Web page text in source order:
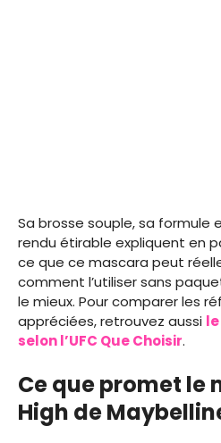
Sa brosse souple, sa formule
rendu étirable expliquent en
ce que ce mascara peut
comment l’utiliser sans
le mieux. Pour comparer les
appréciées, retrouvez aussi
selon l’UFC Que Choisir.
Ce que promet le
High de